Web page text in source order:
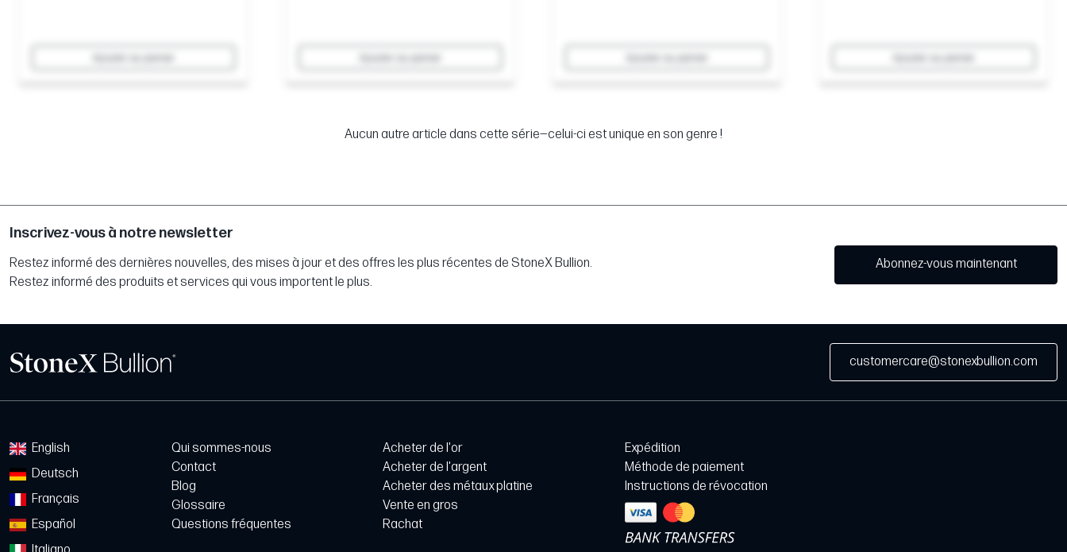
Aucun autre article dans cette série—celui-ci est unique en son genre !
Inscrivez-vous à notre newsletter
Restez informé des dernières nouvelles, des mises à jour et des offres les plus récentes de StoneX Bullion.
Restez informé des produits et services qui vous importent le plus.
Abonnez-vous maintenant
customercare@stonexbullion.com
English
Deutsch
Français
Español
Qui sommes-nous
Contact
Blog
Glossaire
Questions fréquentes
Acheter de l'or
Acheter de l'argent
Acheter des métaux platine
Vente en gros
Rachat
Expédition
Méthode de paiement
Instructions de révocation